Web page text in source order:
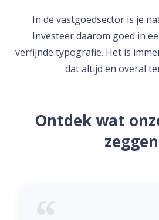
In de vastgoedsector is je
Investeer daarom goed in
verfijnde typografie. Het is
dat altijd en overal
Ontdek wat
zeggen